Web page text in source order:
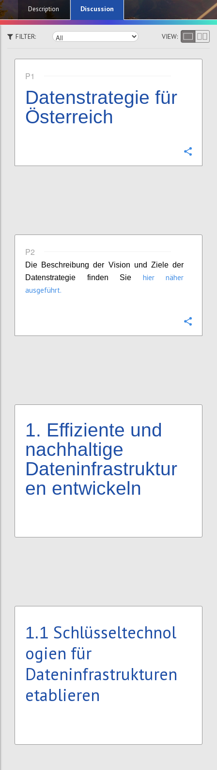
Description Discussion
FILTER: VIEW:
P1
Datenstrategie für
Österreich
P2
Die Beschreibung der Vision und Ziele der
Datenstrategie finden Sie hier näher
ausgeführt.
1. Effiziente und
nachhaltige
Dateninfrastruktur
en entwickeln
1.1 Schlüsseltechnol
ogien für
Dateninfrastrukturen
etablieren